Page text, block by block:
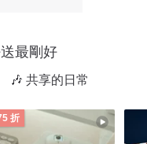
最剛好
🎶 共享的日常
折